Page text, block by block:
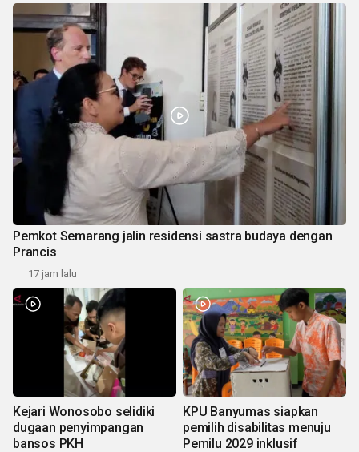
Pemkot Semarang jalin residensi sastra budaya dengan
Prancis
17 jam lalu
Kejari Wonosobo selidiki
dugaan penyimpangan
bansos PKH
KPU Banyumas siapkan
pemilih disabilitas menuju
Pemilu 2029 inklusif